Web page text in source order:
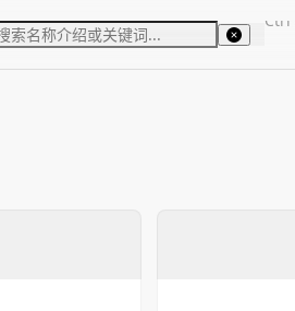
Ctrl